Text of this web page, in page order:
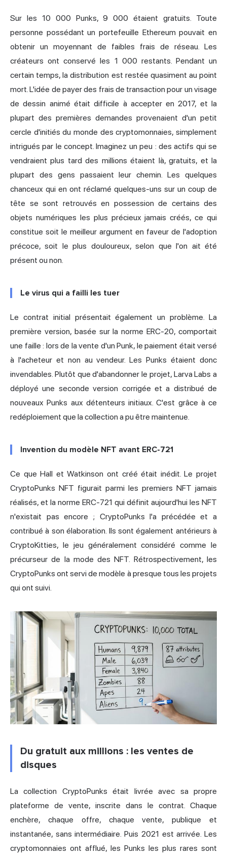
Sur les 10 000 Punks, 9 000 étaient gratuits. Toute
personne possédant un portefeuille Ethereum pouvait en
obtenir un moyennant de faibles frais de réseau. Les
créateurs ont conservé les 1 000 restants. Pendant un
certain temps, la distribution est restée quasiment au point
mort. L'idée de payer des frais de transaction pour un visage
de dessin animé était difficile à accepter en 2017, et la
plupart des premières demandes provenaient d'un petit
cercle d'initiés du monde des cryptomonnaies, simplement
intrigués par le concept. Imaginez un peu : des actifs qui se
vendraient plus tard des millions étaient là, gratuits, et la
plupart des gens passaient leur chemin. Les quelques
chanceux qui en ont réclamé quelques-uns sur un coup de
tête se sont retrouvés en possession de certains des
objets numériques les plus précieux jamais créés, ce qui
constitue soit le meilleur argument en faveur de l'adoption
précoce, soit le plus douloureux, selon que l'on ait été
présent ou non.
Le virus qui a failli les tuer
Le contrat initial présentait également un problème. La
première version, basée sur la norme ERC-20, comportait
une faille : lors de la vente d'un Punk, le paiement était versé
à l'acheteur et non au vendeur. Les Punks étaient donc
invendables. Plutôt que d'abandonner le projet, Larva Labs a
déployé une seconde version corrigée et a distribué de
nouveaux Punks aux détenteurs initiaux. C'est grâce à ce
redéploiement que la collection a pu être maintenue.
Invention du modèle NFT avant ERC-721
Ce que Hall et Watkinson ont créé était inédit. Le projet
CryptoPunks NFT figurait parmi les premiers NFT jamais
réalisés, et la norme ERC-721 qui définit aujourd'hui les NFT
n'existait pas encore ; CryptoPunks l'a précédée et a
contribué à son élaboration. Ils sont également antérieurs à
CryptoKitties, le jeu généralement considéré comme le
précurseur de la mode des NFT. Rétrospectivement, les
CryptoPunks ont servi de modèle à presque tous les projets
qui ont suivi.
Du gratuit aux millions : les ventes de
disques
La collection CryptoPunks était livrée avec sa propre
plateforme de vente, inscrite dans le contrat. Chaque
enchère, chaque offre, chaque vente, publique et
instantanée, sans intermédiaire. Puis 2021 est arrivée. Les
cryptomonnaies ont afflué, les Punks les plus rares sont